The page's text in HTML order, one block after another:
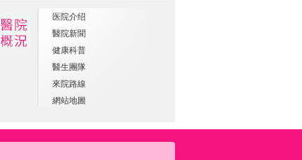
医院介绍
醫院新聞
健康科普
醫生團隊
來院路線
網站地圖